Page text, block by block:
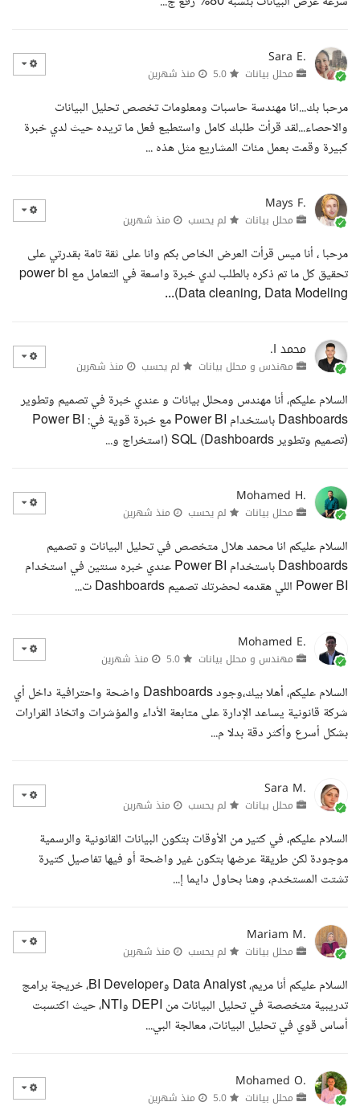
Sara E.
محلل بيانات منذ شهرين
مرحبا بك...انا مهندسة حاسبات ومعلومات تخصص تحليل البيانات
والاحصاء...لقد قرأت طلبك كامل واستطيع فعل ما تريده حيث لدي خبرة
كبيرة وقمت بعمل مئات المشاريع مثل هذه ...
Mays F.
محلل بيانات لم يحسب منذ شهرين
مرحبا ، أنا ميس قرأت العرض الخاص بكم وانا على ثقة تامة بقدرتي على
تحقيق كل ما تم ذكره بالطلب لدي خبرة واسعة في التعامل مع power bi
(Data cleaning, Data Modeling...
محمد ا.
مهندس و محلل بيانات لم يحسب منذ شهرين
السلام عليكم، أنا مهندس ومحلل بيانات و عندي خبرة في تصميم وتطوير
Dashboards باستخدام Power BI مع خبرة قوية في: Power BI
(تصميم وتطوير Dashboards) SQL (استخراج و...
Mohamed H.
محلل بيانات لم يحسب منذ شهرين
السلام عليكم انا محمد هلال متخصص في تحليل البيانات و تصميم
Dashboards باستخدام Power BI عندي خبره سنتين في استخدام
Power BI اللي هقدمه لحضرتك تصميم Dashboards ت...
Mohamed E.
مهندس و محلل بيانات منذ شهرين
السلام عليكم، أهلا بيك،وجود Dashboards واضحة واحترافية داخل أي
شركة قانونية يساعد الإدارة على متابعة الأداء والمؤشرات واتخاذ القرارات
بشكل أسرع وأكثر دقة بدلا م...
Sara M.
محلل بيانات لم يحسب منذ شهرين
السلام عليكم، في كتير من الأوقات بتكون البيانات القانونية والرسمية
موجودة لكن طريقة عرضها بتكون غير واضحة أو فيها تفاصيل كتيرة
تشتت المستخدم، وهنا بحاول دايما إ...
Mariam M.
محلل بيانات لم يحسب منذ شهرين
السلام عليكم أنا مريم، Data Analyst وBI Developer، خريجة برامج
تدريبية متخصصة في تحليل البيانات من DEPI وNTI، حيث اكتسبت
أساس قوي في تحليل البيانات، معالجة البي...
Mohamed O.
محلل بيانات منذ شهرين